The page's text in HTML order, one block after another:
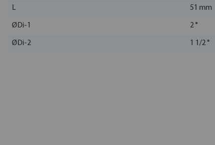
L 51 mm
ØDi-1 2 "
ØDi-2 1 1/2 "